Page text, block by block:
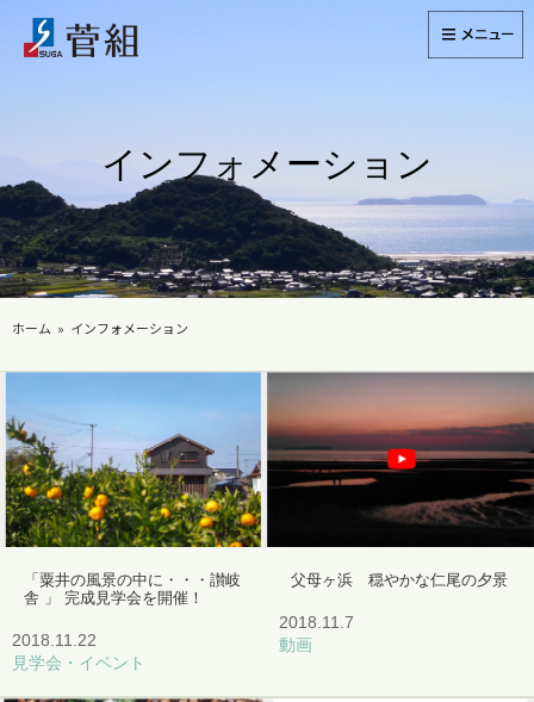
インフォメーション
ホーム インフォメーション
「粟井の風景の中に・・・讃岐
舎 」 完成見学会を開催！
2018.11.22
見学会・イベント
父母ヶ浜 穏やかな仁尾の夕景
2018.11.7
動画